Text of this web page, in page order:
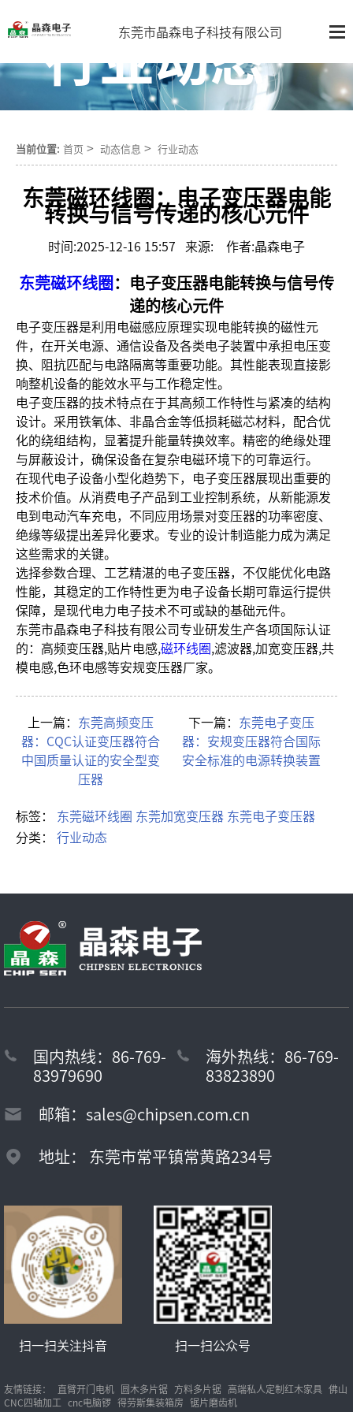
东莞市晶森电子科技有限公司
行业动态
当前位置: 首页 > 动态信息 > 行业动态
东莞磁环线圈：电子变压器电能
转换与信号传递的核心元件
时间:2025-12-16 15:57 来源: 作者:晶森电子
东莞磁环线圈：电子变压器电能转换与信号传
递的核心元件
电子变压器是利用电磁感应原理实现电能转换的磁性元
件，在开关电源、通信设备及各类电子装置中承担电压变
换、阻抗匹配与电路隔离等重要功能。其性能表现直接影
响整机设备的能效水平与工作稳定性。
电子变压器的技术特点在于其高频工作特性与紧凑的结构
设计。采用铁氧体、非晶合金等低损耗磁芯材料，配合优
化的绕组结构，显著提升能量转换效率。精密的绝缘处理
与屏蔽设计，确保设备在复杂电磁环境下的可靠运行。
在现代电子设备小型化趋势下，电子变压器展现出重要的
技术价值。从消费电子产品到工业控制系统，从新能源发
电到电动汽车充电，不同应用场景对变压器的功率密度、
绝缘等级提出差异化要求。专业的设计制造能力成为满足
这些需求的关键。
选择参数合理、工艺精湛的电子变压器，不仅能优化电路
性能，其稳定的工作特性更为电子设备长期可靠运行提供
保障，是现代电力电子技术不可或缺的基础元件。
东莞市晶森电子科技有限公司专业研发生产各项国际认证
的：高频变压器,贴片电感,磁环线圈,滤波器,加宽变压器,共
模电感,色环电感等安规变压器厂家。
上一篇： 东莞高频变压
器：CQC认证变压器符合
中国质量认证的安全型变
压器
下一篇： 东莞电子变压
器：安规变压器符合国际
安全标准的电源转换装置
标签： 东莞磁环线圈 东莞加宽变压器 东莞电子变压器
分类： 行业动态
国内热线：86-769-
83979690
海外热线：86-769-
83823890
邮箱：sales@chipsen.com.cn
地址： 东莞市常平镇常黄路234号
扫一扫关注抖音 扫一扫公众号
友情链接： 直臂开门电机 圆木多片锯 方料多片锯 高端私人定制红木家具 佛山
CNC四轴加工 cnc电脑锣 得劳斯集装箱房 锯片磨齿机